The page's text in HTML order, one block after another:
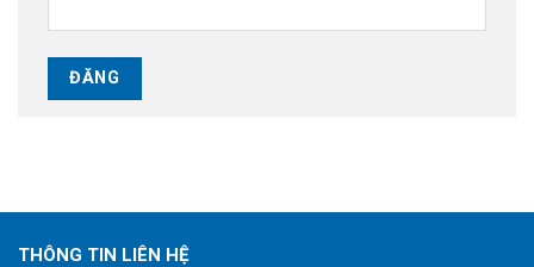
THÔNG TIN LIÊN HỆ